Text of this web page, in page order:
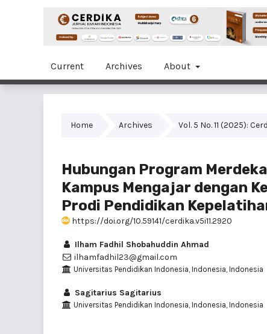
Current Archives About
Home Archives Vol. 5 No. 11 (2025):
Hubungan Program
Kampus Mengajar dengan
Prodi Pendidikan
https://doi.org/10.59141/cerdika.v5i11.2920
Ilham Fadhil Shobahuddin Ahmad
ilhamfadhil23@gmail.com
Universitas Pendidikan Indonesia, Indonesia, Indonesia
Sagitarius Sagitarius
Universitas Pendidikan Indonesia, Indonesia, Indonesia